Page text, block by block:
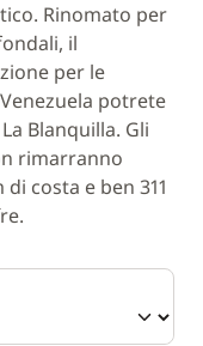
Rinomato per
il
per le
potrete
Blanquilla. Gli
rimarranno
costa e ben 311